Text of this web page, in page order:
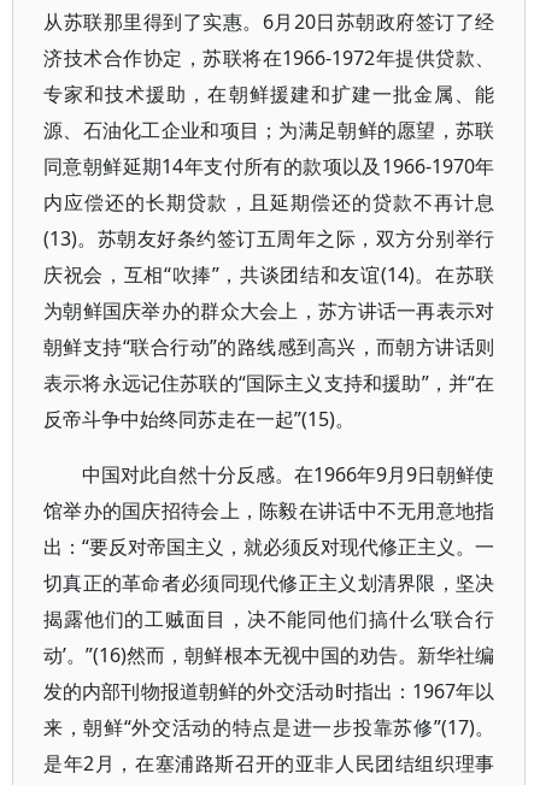
从苏联那里得到了实惠。6月20日苏朝政府签订了经
济技术合作协定，苏联将在1966-1972年提供贷款、
专家和技术援助，在朝鲜援建和扩建一批金属、能
源、石油化工企业和项目；为满足朝鲜的愿望，苏联
同意朝鲜延期14年支付所有的款项以及1966-1970年
内应偿还的长期贷款，且延期偿还的贷款不再计息
(13)。苏朝友好条约签订五周年之际，双方分别举行
庆祝会，互相“吹捧”，共谈团结和友谊(14)。在苏联
为朝鲜国庆举办的群众大会上，苏方讲话一再表示对
朝鲜支持“联合行动”的路线感到高兴，而朝方讲话则
表示将永远记住苏联的“国际主义支持和援助”，并“在
反帝斗争中始终同苏走在一起”(15)。
中国对此自然十分反感。在1966年9月9日朝鲜使
馆举办的国庆招待会上，陈毅在讲话中不无用意地指
出：“要反对帝国主义，就必须反对现代修正主义。一
切真正的革命者必须同现代修正主义划清界限，坚决
揭露他们的工贼面目，决不能同他们搞什么‘联合行
动’。”(16)然而，朝鲜根本无视中国的劝告。新华社编
发的内部刊物报道朝鲜的外交活动时指出：1967年以
来，朝鲜“外交活动的特点是进一步投靠苏修”(17)。
是年2月，在塞浦路斯召开的亚非人民团结组织理事